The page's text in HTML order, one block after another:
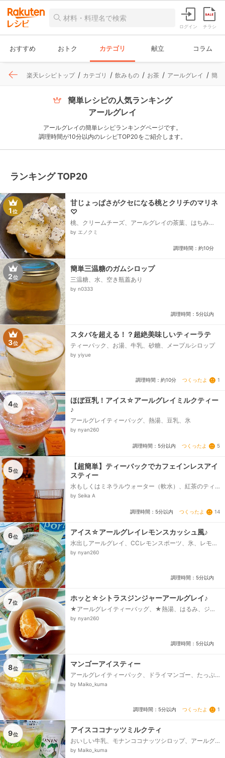
ログイン チラシ
おすすめ おトク カテゴリ 献立 コラム
楽天レシピトップ カテゴリ 飲みもの お茶 アールグレイ 簡単
簡単レシピの人気ランキング
アールグレイ
アールグレイの簡単レシピランキングページです。
調理時間が10分以内のレシピTOP20をご紹介します。
ランキング TOP20
1位
甘じょっぱさがクセになる桃とクリチのマリネ
♡
桃、クリームチーズ、アールグレイの茶葉、はちみ
つ、きび砂糖 ※省略可、オリーブオイル ※省略可、
by エノクミ
調理時間：約10分
2位
簡単三温糖のガムシロップ
三温糖、水、空き瓶蓋あり
by n0333
調理時間：5分以内
3位
スタバを超える！？超絶美味しいティーラテ
ティーパック、お湯、牛乳、砂糖、メープルシロップ
by yiyue
調理時間：約10分 つくったよ 1
4位
ほぼ豆乳！アイス☆アールグレイミルクティー
♪
アールグレイティーバッグ、熱湯、豆乳、氷
by nyan260
調理時間：5分以内 つくったよ 5
5位
【超簡単】ティーバックでカフェインレスアイ
スティー
水もしくはミネラルウォーター（軟水）、紅茶のティ
ーパック
by Seika A
調理時間：5分以内 つくったよ 14
6位
アイス☆アールグレイレモンスカッシュ風♪
水出しアールグレイ、CCレモンスポーツ、氷、レモン
汁、はちみつ
by nyan260
調理時間：5分以内
7位
ホッと☆シトラスジンジャーアールグレイ♪
★アールグレイティーバッグ、★熱湯、はるみ、ジン
ジャーシロップ
by nyan260
調理時間：5分以内
8位
マンゴーアイスティー
アールグレイティーパック、ドライマンゴー、たっぷ
りの氷、沸騰したてのお湯
by Maiko_kuma
調理時間：5分以内 つくったよ 1
9位
アイスココナッツミルクティ
おいしい牛乳、モナンココナッツシロップ、アールグ
レイ茶葉、ココナッツファイン、お湯、氷
by Maiko_kuma